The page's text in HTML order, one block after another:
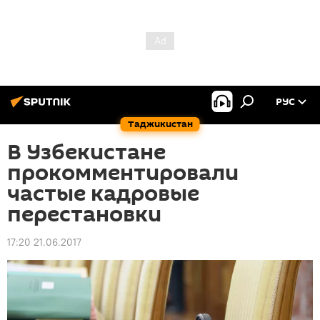
Таджикистан
РУС
В Узбекистане
прокомментировали
частые кадровые
перестановки
17:20 21.06.2017